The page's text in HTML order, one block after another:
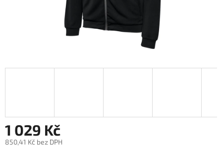
1 029 Kč
850,41 Kč bez DPH